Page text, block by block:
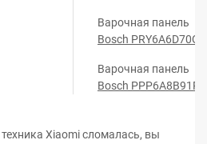
Варочная панель
Bosch PRY6A6D70Q
Варочная панель
Bosch PPP6A8B91R
Xiaomi сломалась, вы